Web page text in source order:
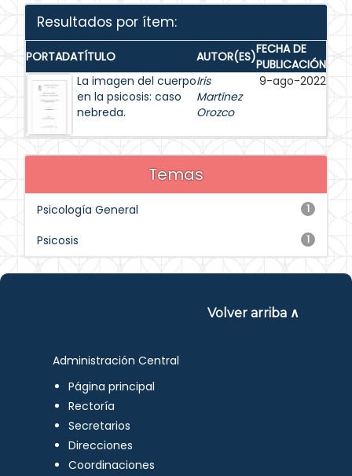
Resultados por ítem:
PORTADATÍTULO AUTOR(ES)FECHA DE
PUBLICACIÓN
La imagen del cuerpo
en la psicosis: caso
nebreda.
Iris
Martínez
Orozco
9-ago-2022
Temas
1
Psicología General
1
Psicosis
Volver arriba ∧
Administración Central
Página principal
Rectoría
Secretarios
Direcciones
Coordinaciones